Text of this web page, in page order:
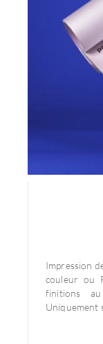
Impression
couleur ou
finitions
Uniquement